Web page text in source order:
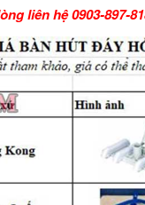
liên hệ 0903-897-